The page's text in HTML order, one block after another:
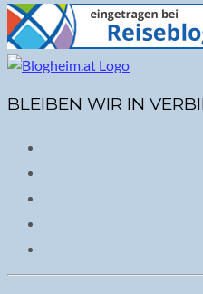
BLEIBEN WIR IN